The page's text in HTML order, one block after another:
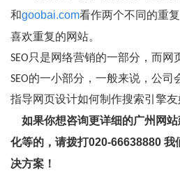
和goobai.com看作两个不同的重
喜欢重复的网站。
SEO只是网络营销的一部分，而网
SEO的一小部分，一般来说，公
指导网页设计如何制作搜索引擎友
如果你想咨询更详细的广州网
化等的，请拨打020-66638880 我
决方案！